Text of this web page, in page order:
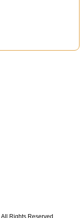
All Rights Reserved.